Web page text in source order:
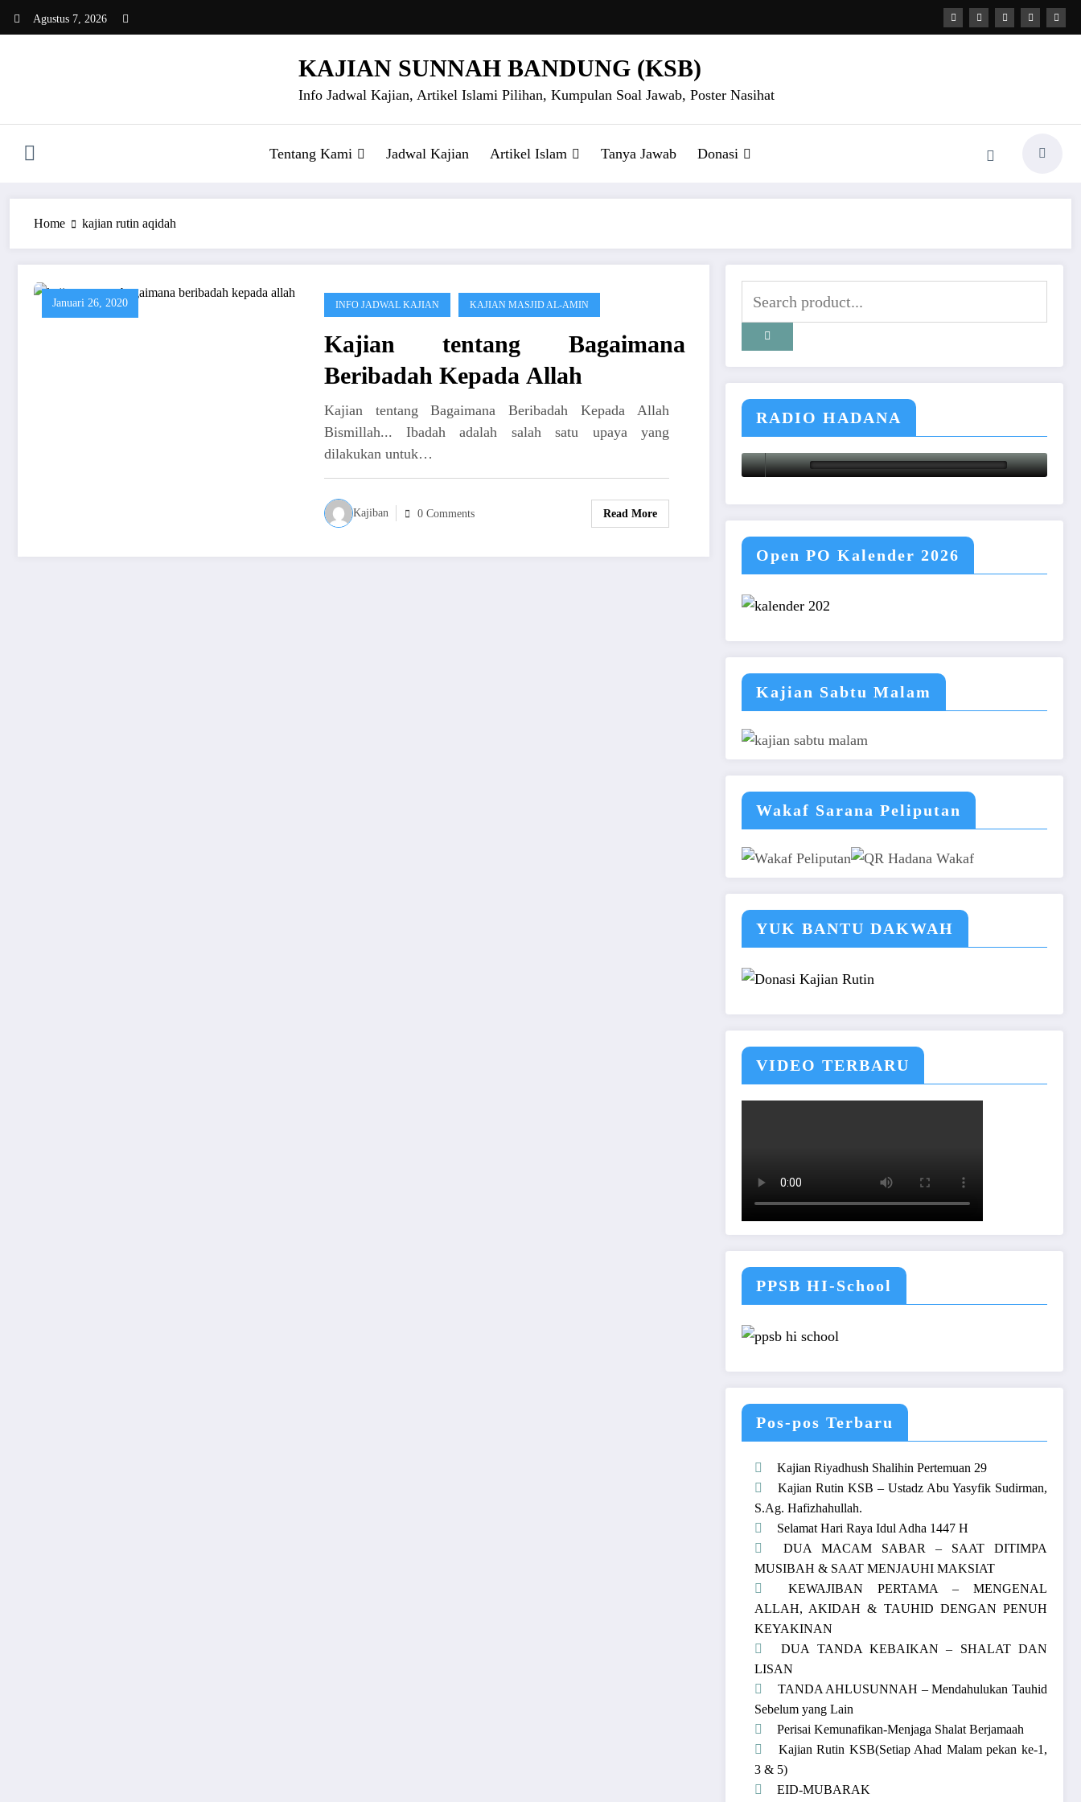
Agustus 7, 2026
KAJIAN SUNNAH BANDUNG (KSB)
Info Jadwal Kajian, Artikel Islami Pilihan, Kumpulan Soal Jawab, Poster Nasihat
Tentang Kami Jadwal Kajian Artikel Islam Tanya Jawab Donasi
Home kajian rutin aqidah
Januari 26, 2020 INFO JADWAL KAJIAN KAJIAN MASJID AL-AMIN
Kajian tentang Bagaimana
Beribadah Kepada Allah
Kajian tentang Bagaimana Beribadah Kepada Allah
Bismillah... Ibadah adalah salah satu upaya yang
dilakukan untuk…
Kajiban 0 Comments Read More
RADIO HADANA
Open PO Kalender 2026
Kajian Sabtu Malam
Wakaf Sarana Peliputan
YUK BANTU DAKWAH
VIDEO TERBARU
PPSB HI-School
Pos-pos Terbaru
Kajian Riyadhush Shalihin Pertemuan 29
Kajian Rutin KSB – Ustadz Abu Yasyfik Sudirman,
S.Ag. Hafizhahullah.
Selamat Hari Raya Idul Adha 1447 H
DUA MACAM SABAR – SAAT DITIMPA
MUSIBAH & SAAT MENJAUHI MAKSIAT
KEWAJIBAN PERTAMA – MENGENAL
ALLAH, AKIDAH & TAUHID DENGAN PENUH
KEYAKINAN
DUA TANDA KEBAIKAN – SHALAT DAN
LISAN
TANDA AHLUSUNNAH – Mendahulukan Tauhid
Sebelum yang Lain
Perisai Kemunafikan-Menjaga Shalat Berjamaah
Kajian Rutin KSB(Setiap Ahad Malam pekan ke-1,
3 & 5)
EID-MUBARAK